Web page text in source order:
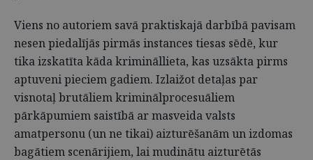
Viens no autoriem savā praktiskajā darbībā pavisam
nesen piedalījās pirmās instances tiesas sēdē, kur
tika izskatīta kāda krimināllieta, kas uzsākta pirms
aptuveni pieciem gadiem. Izlaižot detaļas par
visnotaļ brutāliem kriminālprocesuāliem
pārkāpumiem saistībā ar masveida valsts
amatpersonu (un ne tikai) aizturēšanām un izdomas
bagātiem scenārijiem, lai mudinātu aizturētās